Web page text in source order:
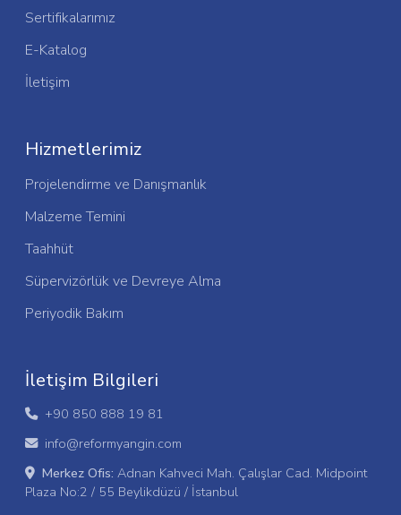
Sertifikalarımız
E-Katalog
İletişim
Hizmetlerimiz
Projelendirme ve Danışmanlık
Malzeme Temini
Taahhüt
Süpervizörlük ve Devreye Alma
Periyodik Bakım
İletişim Bilgileri
+90 850 888 19 81
info@reformyangin.com
Merkez Ofis: Adnan Kahveci Mah. Çalışlar Cad. Midpoint
Plaza No:2 / 55 Beylikdüzü / İstanbul